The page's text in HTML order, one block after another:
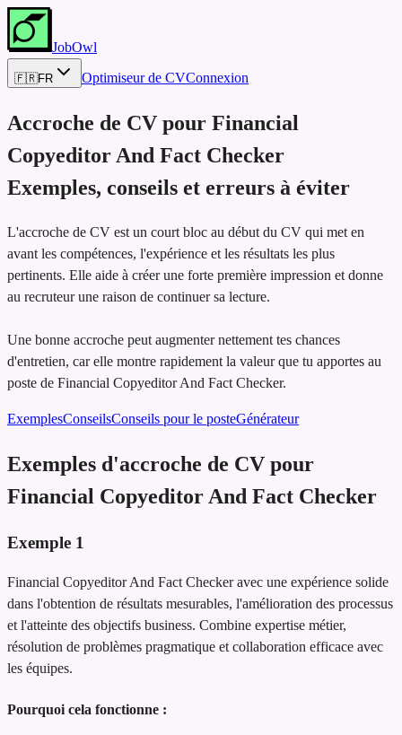
JobOwl
🇫🇷FR Optimiseur de CVConnexion
Accroche de CV pour Financial
Copyeditor And Fact Checker
Exemples, conseils et erreurs à éviter
L'accroche de CV est un court bloc au début du CV qui met en
avant les compétences, l'expérience et les résultats les plus
pertinents. Elle aide à créer une forte première impression et donne
au recruteur une raison de continuer sa lecture.
Une bonne accroche peut augmenter nettement tes chances
d'entretien, car elle montre rapidement la valeur que tu apportes au
poste de Financial Copyeditor And Fact Checker.
ExemplesConseilsConseils pour le posteGénérateur
Exemples d'accroche de CV pour
Financial Copyeditor And Fact Checker
Exemple 1
Financial Copyeditor And Fact Checker avec une expérience solide
dans l'obtention de résultats mesurables, l'amélioration des processus
et l'atteinte des objectifs business. Combine expertise métier,
résolution de problèmes pragmatique et collaboration efficace avec
les équipes.
Pourquoi cela fonctionne :